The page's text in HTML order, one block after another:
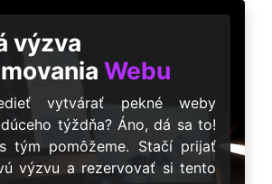
výzva
Webu
vytvárať pekné weby
týždňa? Áno, dá sa to!
tým pomôžeme. Stačí prijať
výzvu a rezervovať si tento